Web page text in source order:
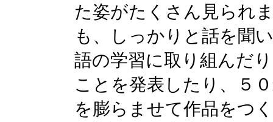
た姿がたくさん見られ
も、しっかりと話を聞
語の学習に取り組んだ
ことを発表したり、５
を膨らませて作品をつ